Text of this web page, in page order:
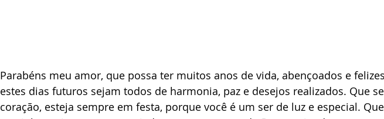
Parabéns meu amor, que possa ter muitos anos de vida, abençoados e
estes dias futuros sejam todos de harmonia, paz e desejos realizados. Que
coração, esteja sempre em festa, porque você é um ser de luz e especial.